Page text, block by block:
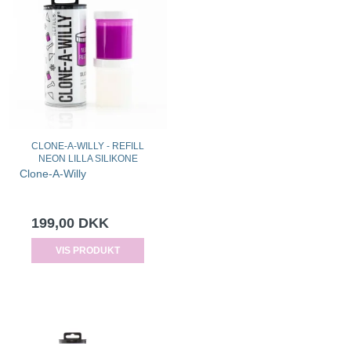
CLONE-A-WILLY - REFILL
NEON LILLA SILIKONE
Clone-A-Willy
199,00 DKK
VIS PRODUKT